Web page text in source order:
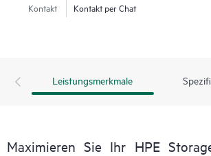
Kontakt Kontakt per Chat
Leistungsmerkmale
Maximieren Sie Ihr HPE